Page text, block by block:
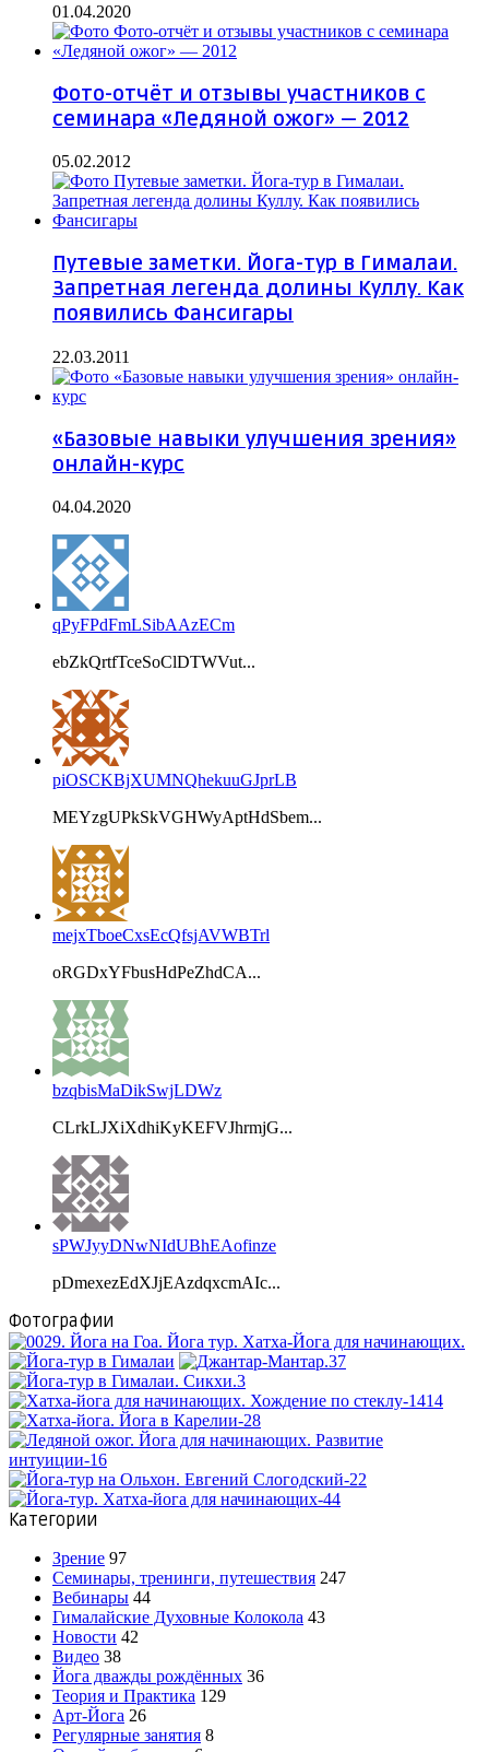
01.04.2020
Фото-отчёт и отзывы участников с
семинара «Ледяной ожог» — 2012
05.02.2012
Путевые заметки. Йога-тур в Гималаи.
Запретная легенда долины Куллу. Как
появились Фансигары
22.03.2011
«Базовые навыки улучшения зрения»
онлайн-курс
04.04.2020
qPyFPdFmLSibAAzECm
ebZkQrtfTceSoClDTWVut...
piOSCKBjXUMNQhekuuGJprLB
MEYzgUPkSkVGHWyAptHdSbem...
mejxTboeCxsEcQfsjAVWBTrl
oRGDxYFbusHdPeZhdCA...
bzqbisMaDikSwjLDWz
CLrkLJXiXdhiKyKEFVJhrmjG...
sPWJyyDNwNIdUBhEAofinze
pDmexezEdXJjEAzdqxcmAIc...
Фотографии
Категории
Зрение 97
Семинары, тренинги, путешествия 247
Вебинары 44
Гималайские Духовные Колокола 43
Новости 42
Видео 38
Йога дважды рождённых 36
Теория и Практика 129
Арт-Йога 26
Регулярные занятия 8